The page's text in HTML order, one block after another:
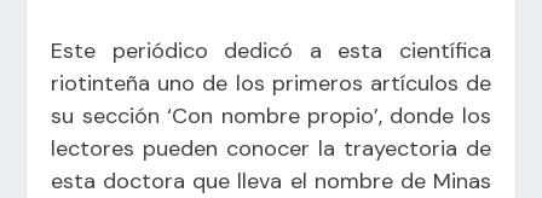
Este periódico dedicó a esta científica
riotinteña uno de los primeros artículos de
su sección ‘Con nombre propio’, donde los
lectores pueden conocer la trayectoria de
esta doctora que lleva el nombre de Minas